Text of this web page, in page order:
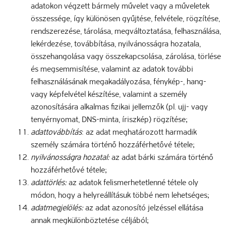
adatokon végzett bármely művelet vagy a műveletek
összessége, így különösen gyűjtése, felvétele, rögzítése,
rendszerezése, tárolása, megváltoztatása, felhasználása,
lekérdezése, továbbítása, nyilvánosságra hozatala,
összehangolása vagy összekapcsolása, zárolása, törlése
és megsemmisítése, valamint az adatok további
felhasználásának megakadályozása, fénykép-, hang-
vagy képfelvétel készítése, valamint a személy
azonosítására alkalmas fizikai jellemzők (pl. ujj- vagy
tenyérnyomat, DNS-minta, íriszkép) rögzítése;
adattovábbítás: az adat meghatározott harmadik
személy számára történő hozzáférhetővé tétele;
nyilvánosságra hozatal:az adat bárki számára történő
hozzáférhetővé tétele;
adattörlés:az adatok felismerhetetlenné tétele oly
módon, hogy a helyreállításuk többé nem lehetséges;
adatmegjelölés:az adat azonosító jelzéssel ellátása
annak megkülönböztetése céljából;